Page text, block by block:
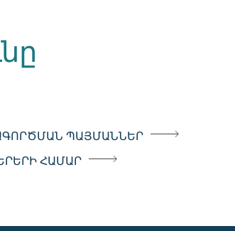
ՊԱՅՄԱՆՆԵՐ
ՀԱՄԱՐ